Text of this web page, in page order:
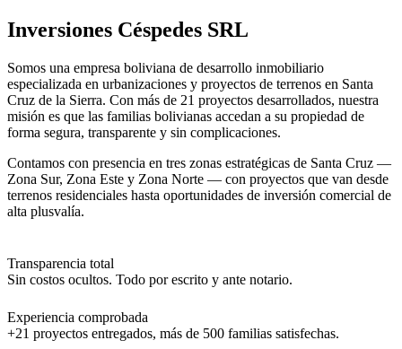
Inversiones Céspedes SRL
Somos una empresa boliviana de desarrollo inmobiliario
especializada en urbanizaciones y proyectos de terrenos en Santa
Cruz de la Sierra. Con más de 21 proyectos desarrollados, nuestra
misión es que las familias bolivianas accedan a su propiedad de
forma segura, transparente y sin complicaciones.
Contamos con presencia en tres zonas estratégicas de Santa Cruz —
Zona Sur, Zona Este y Zona Norte — con proyectos que van desde
terrenos residenciales hasta oportunidades de inversión comercial de
alta plusvalía.
Transparencia total
Sin costos ocultos. Todo por escrito y ante notario.
Experiencia comprobada
+21 proyectos entregados, más de 500 familias satisfechas.